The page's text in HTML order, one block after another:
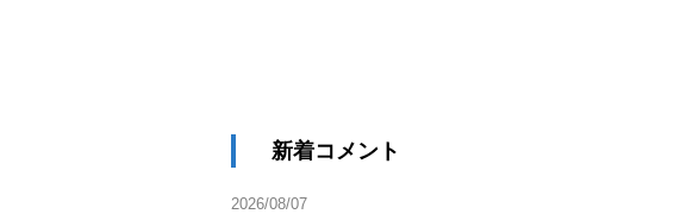
新着コメント
2026/08/07